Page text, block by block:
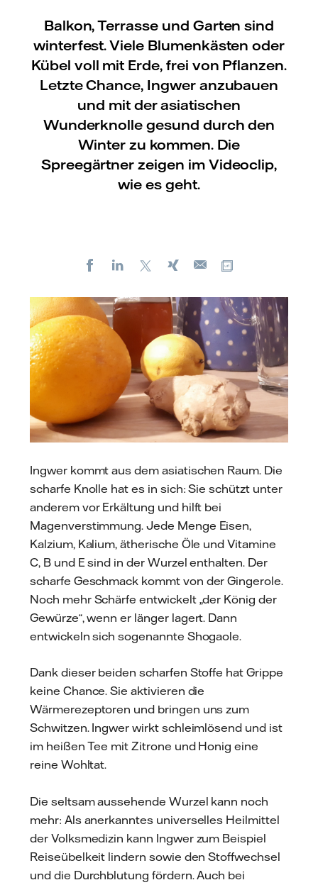
Balkon, Terrasse und Garten sind
winterfest. Viele Blumenkästen oder
Kübel voll mit Erde, frei von Pflanzen.
Letzte Chance, Ingwer anzubauen
und mit der asiatischen
Wunderknolle gesund durch den
Winter zu kommen. Die
Spreegärtner zeigen im Videoclip,
wie es geht.
FacebookLinkedIn Xing
E-
Ingwer kommt aus dem asiatischen Raum. Die
scharfe Knolle hat es in sich: Sie schützt unter
anderem vor Erkältung und hilft bei
Magenverstimmung. Jede Menge Eisen,
Kalzium, Kalium, ätherische Öle und Vitamine
C, B und E sind in der Wurzel enthalten. Der
scharfe Geschmack kommt von der Gingerole.
Noch mehr Schärfe entwickelt „der König der
Gewürze“, wenn er länger lagert. Dann
entwickeln sich sogenannte Shogaole.
Dank dieser beiden scharfen Stoffe hat Grippe
keine Chance. Sie aktivieren die
Wärmerezeptoren und bringen uns zum
Schwitzen. Ingwer wirkt schleimlösend und ist
im heißen Tee mit Zitrone und Honig eine
reine Wohltat.
Die seltsam aussehende Wurzel kann noch
mehr: Als anerkanntes universelles Heilmittel
der Volksmedizin kann Ingwer zum Beispiel
Reiseübelkeit lindern sowie den Stoffwechsel
und die Durchblutung fördern. Auch bei